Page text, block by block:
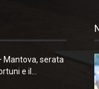
Mantova, serata
e il...